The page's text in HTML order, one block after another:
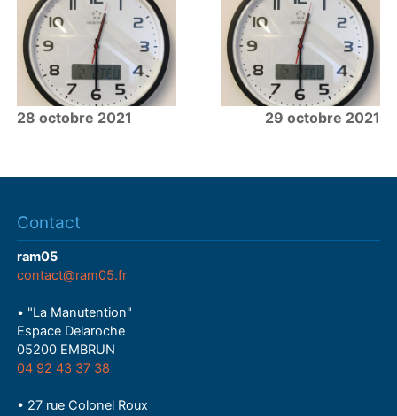
28 octobre 2021 29 octobre 2021
Contact
ram05
contact@ram05.fr
• "La Manutention"
Espace Delaroche
05200 EMBRUN
04 92 43 37 38
• 27 rue Colonel Roux